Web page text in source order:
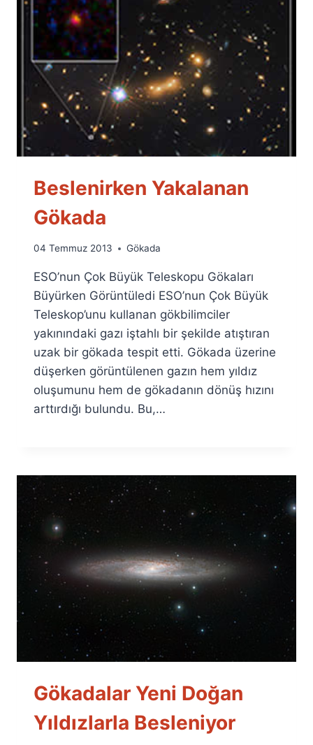
Beslenirken Yakalanan
Gökada
By
Fuat
Özyar
04 Temmuz 2013 Gökada
ESO’nun Çok Büyük Teleskopu Gökaları
Büyürken Görüntüledi ESO’nun Çok Büyük
Teleskop’unu kullanan gökbilimciler
yakınındaki gazı iştahlı bir şekilde atıştıran
uzak bir gökada tespit etti. Gökada üzerine
düşerken görüntülenen gazın hem yıldız
oluşumunu hem de gökadanın dönüş hızını
arttırdığı bulundu. Bu,…
Gökadalar Yeni Doğan
Yıldızlarla Besleniyor